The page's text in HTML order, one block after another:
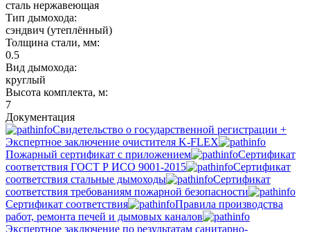
сталь нержавеющая
Тип дымохода:
сэндвич (утеплённый)
Толщина стали, мм:
0.5
Вид дымохода:
круглый
Высота комплекта, м:
7
Документация
Свидетельство о государственной регистрации +
Экспертное заключение очистителя K-FLEX
Пожарный сертификат с приложением
Сертификат
соответствия ГОСТ Р ИСО 9001-2015
Сертификат
соответствия стальные дымоходы
Сертификат
соответствия требованиям пожарной безопасности
Сертификат соответствия
Правила производства
работ, ремонта печей и дымовых каналов
Экспертное заключение по результатам санитарно-